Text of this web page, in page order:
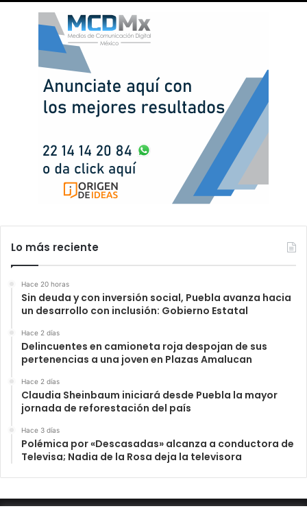
Lo más reciente
Hace 20 horas
Sin deuda y con inversión social, Puebla avanza hacia
un desarrollo con inclusión: Gobierno Estatal
Hace 2 días
Delincuentes en camioneta roja despojan de sus
pertenencias a una joven en Plazas Amalucan
Hace 2 días
Claudia Sheinbaum iniciará desde Puebla la mayor
jornada de reforestación del país
Hace 3 días
Polémica por «Descasadas» alcanza a conductora de
Televisa; Nadia de la Rosa deja la televisora